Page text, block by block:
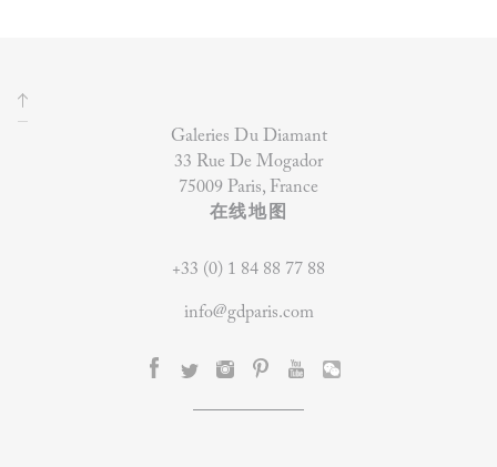
Galeries Du Diamant
33 Rue De Mogador
75009 Paris, France
在线地图
+33 (0) 1 84 88 77 88
info@gdparis.com